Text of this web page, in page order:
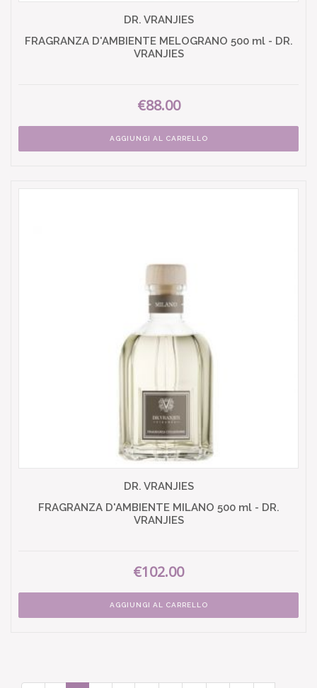
DR. VRANJIES
FRAGRANZA D'AMBIENTE MELOGRANO 500 ml - DR.
VRANJIES
€88.00
AGGIUNGI AL CARRELLO
DR. VRANJIES
FRAGRANZA D'AMBIENTE MILANO 500 ml - DR.
VRANJIES
€102.00
AGGIUNGI AL CARRELLO